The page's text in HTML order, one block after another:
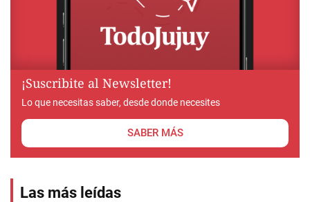
¡Suscribite al Newsletter!
Lo que necesitas saber, desde donde necesites
SABER MÁS
Las más leídas